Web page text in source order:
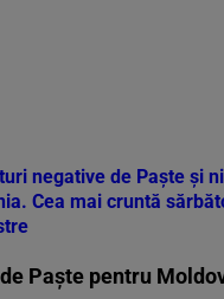
negative de Paște și
Cea mai cruntă
Paște pentru